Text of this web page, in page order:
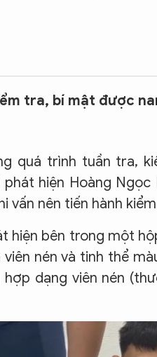
tra, bí mật được
quá trình tuần tra,
hiện Hoàng
vấn nên tiến hành
hiện bên trong một
nén và tinh thể
dạng viên nén